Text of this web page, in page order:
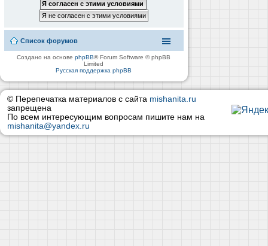
Список форумов
Создано на основеphpBB® Forum Software © phpBB
Limited
Русская поддержка phpBB
© Перепечатка материалов с сайта mishanita.ru
запрещена
По всем интересующим вопросам пишите нам на
mishanita@yandex.ru